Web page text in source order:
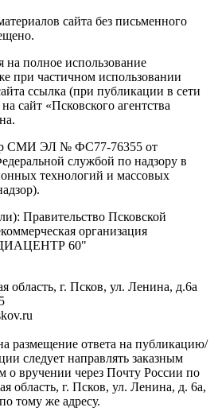
сайта без письменного
на полное использование
при частичном использовании
ссылка (при публикации в сети
сайт «Псковского агентства
СМИ ЭЛ № ФС77-76355 от
службой по надзору в
технологий и массовых
Правительство Псковской
организация
60"
область, г. Псков, ул. Ленина, д.6а
размещение ответа на публикацию/
следует направлять заказным
о вручении через Почту России по
область, г. Псков, ул. Ленина, д. 6а,
тому же адресу.